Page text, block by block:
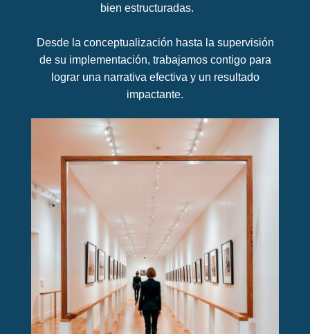
bien estructuradas.
Desde la conceptualización hasta la supervisión
de su implementación, trabajamos contigo para
lograr una narrativa efectiva y un resultado
impactante.